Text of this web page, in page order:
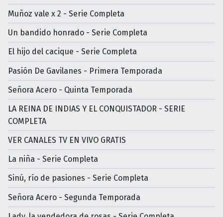
Muñoz vale x 2 - Serie Completa
Un bandido honrado - Serie Completa
El hijo del cacique - Serie Completa
Pasión De Gavilanes - Primera Temporada
Señora Acero - Quinta Temporada
LA REINA DE INDIAS Y EL CONQUISTADOR - SERIE
COMPLETA
VER CANALES TV EN VIVO GRATIS
La niña - Serie Completa
Sinú, río de pasiones - Serie Completa
Señora Acero - Segunda Temporada